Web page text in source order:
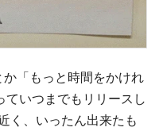
「もっと時間をかけれ
いつまでもリリースし
く、いったん出来たも